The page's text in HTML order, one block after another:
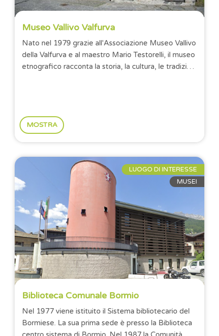
Museo Vallivo Valfurva
Nato nel 1979 grazie all'Associazione Museo Vallivo
della Valfurva e al maestro Mario Testorelli, il museo
etnografico racconta la storia, la cultura, le tradizioni
MOSTRA
LUOGO DI INTERESSE
MUSEI
Biblioteca Comunale Bormio
Nel 1977 viene istituito il Sistema bibliotecario del
Bormiese. La sua prima sede è presso la Biblioteca